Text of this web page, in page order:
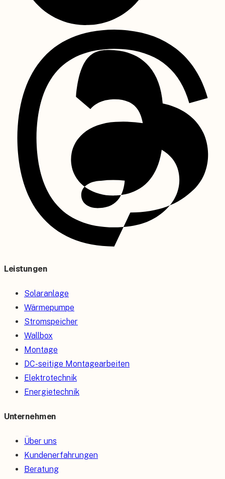
Leistungen
Solaranlage
Wärmepumpe
Stromspeicher
Wallbox
Montage
DC-seitige Montagearbeiten
Elektrotechnik
Energietechnik
Unternehmen
Über uns
Kundenerfahrungen
Beratung